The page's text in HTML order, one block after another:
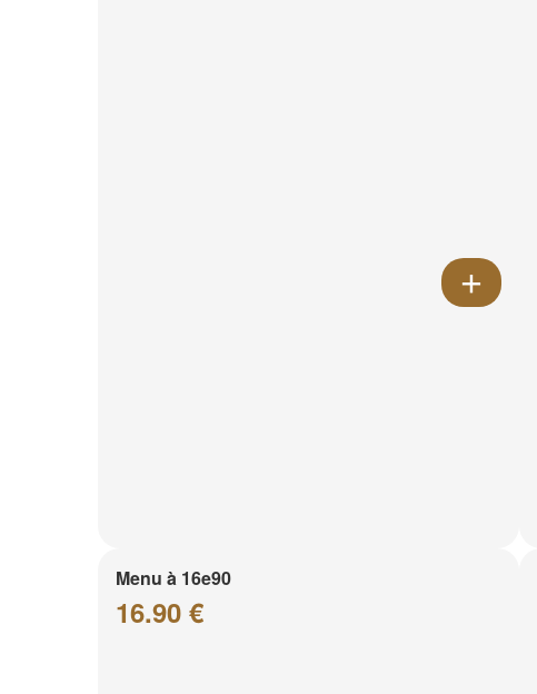
Menu à 16e90
16.90 €